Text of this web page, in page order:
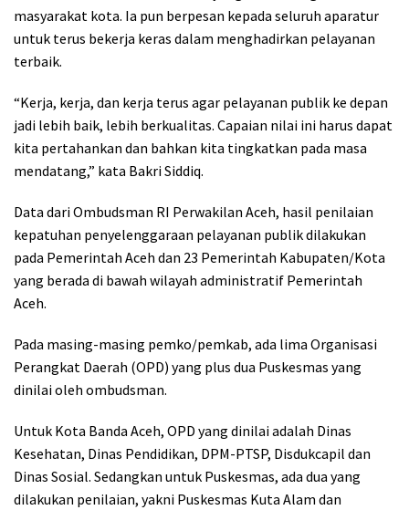
masyarakat kota. Ia pun berpesan kepada seluruh aparatur
untuk terus bekerja keras dalam menghadirkan pelayanan
terbaik.
“Kerja, kerja, dan kerja terus agar pelayanan publik ke depan
jadi lebih baik, lebih berkualitas. Capaian nilai ini harus dapat
kita pertahankan dan bahkan kita tingkatkan pada masa
mendatang,” kata Bakri Siddiq.
Data dari Ombudsman RI Perwakilan Aceh, hasil penilaian
kepatuhan penyelenggaraan pelayanan publik dilakukan
pada Pemerintah Aceh dan 23 Pemerintah Kabupaten/Kota
yang berada di bawah wilayah administratif Pemerintah
Aceh.
Pada masing-masing pemko/pemkab, ada lima Organisasi
Perangkat Daerah (OPD) yang plus dua Puskesmas yang
dinilai oleh ombudsman.
Untuk Kota Banda Aceh, OPD yang dinilai adalah Dinas
Kesehatan, Dinas Pendidikan, DPM-PTSP, Disdukcapil dan
Dinas Sosial. Sedangkan untuk Puskesmas, ada dua yang
dilakukan penilaian, yakni Puskesmas Kuta Alam dan